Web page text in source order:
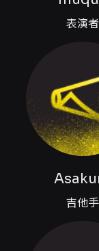
購 1 元獲
手環可參
攝，主辦
他重要說
序號整隊
開 QR
心障礙身
於活動前
新消息 -
表演者
吉他手